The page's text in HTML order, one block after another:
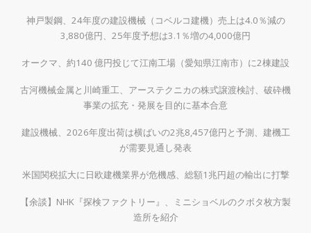
神戸製鋼、24年度の建設機械（コベルコ建機）売上は4.0％減の
3,880億円、25年度予想は3.1％増の4,000億円
オークマ、約140 億円投じて江南工場（愛知県江南市）に2棟建設
古河機械金属と川崎重工、アーステクニカの株式譲渡検討、破砕機
事業の拡充・発展を目的に基本合意
建設機械、2026年度出荷は横ばいの2兆8,457億円と予測、建機工
が需要見通し発表
米国関税拡大に日欧建機業界が危機感、総額1兆円超の輸出に打撃
【余談】NHK『探検ファクトリー』、ミニショベルのクボタ枚方製
造所を紹介